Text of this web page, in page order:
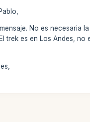
No es necesaria
trek es en Los Andes, no